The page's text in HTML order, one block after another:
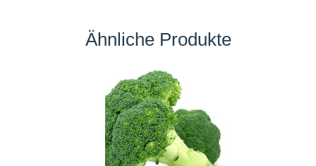
Ähnliche Produkte